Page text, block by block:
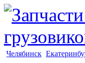
Челябинск